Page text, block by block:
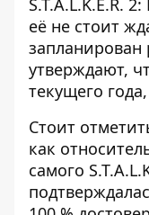
S.T.A.L.K.E.R.
её не стоит
запланирован
утверждают,
текущего
Стоит
как
самого